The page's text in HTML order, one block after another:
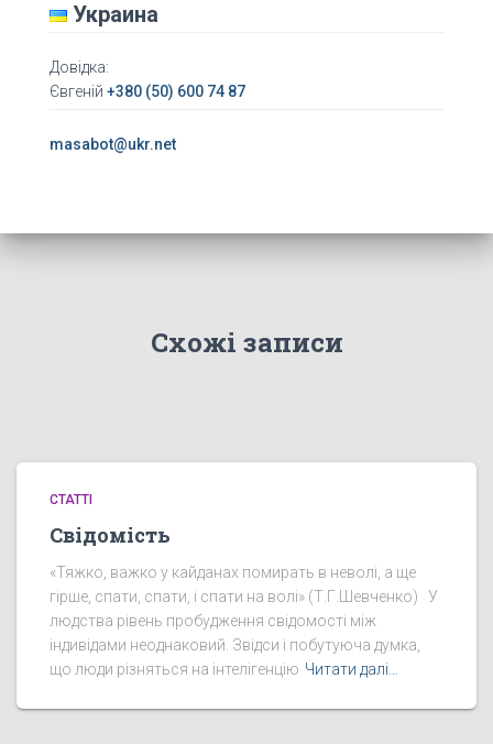
Украина
Довідка:
Євгеній +380 (50) 600 74 87
masabot@ukr.net
Схожі записи
СТАТТІ
Свідомість
«Тяжко, важко у кайданах помирать в неволі, а ще
гірше, спати, спати, і спати на волі» (Т.Г.Шевченко) У
людства рівень пробудження свідомості між
індивідами неоднаковий. Звідси і побутуюча думка,
що люди різняться на інтелігенцію Читати далі…